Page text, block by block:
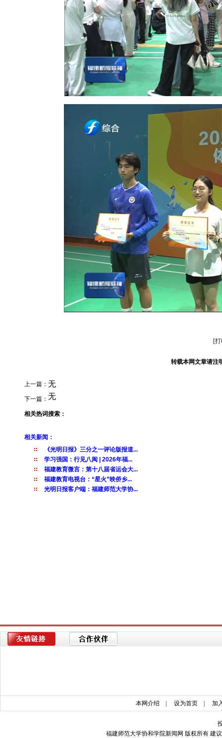
[
转载本网文章请注
上一篇： 无
下一篇： 无
相关热词搜索：
相关新闻：
本网介绍 设为首页| 加
福建师范大学协和学院新闻网 版权所有 建